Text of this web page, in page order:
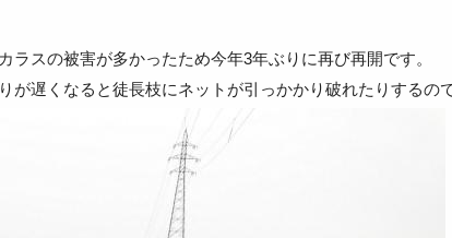
スの被害が多かったため今年3年ぶりに再び再開です。
が遅くなると徒長枝にネットが引っかかり破れたりするの